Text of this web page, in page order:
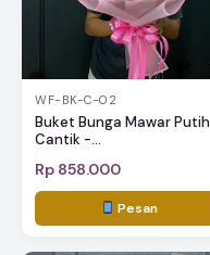
WF-BK-C-02
Buket Bunga Mawar Putih
Cantik -...
Rp 858.000
Pesan